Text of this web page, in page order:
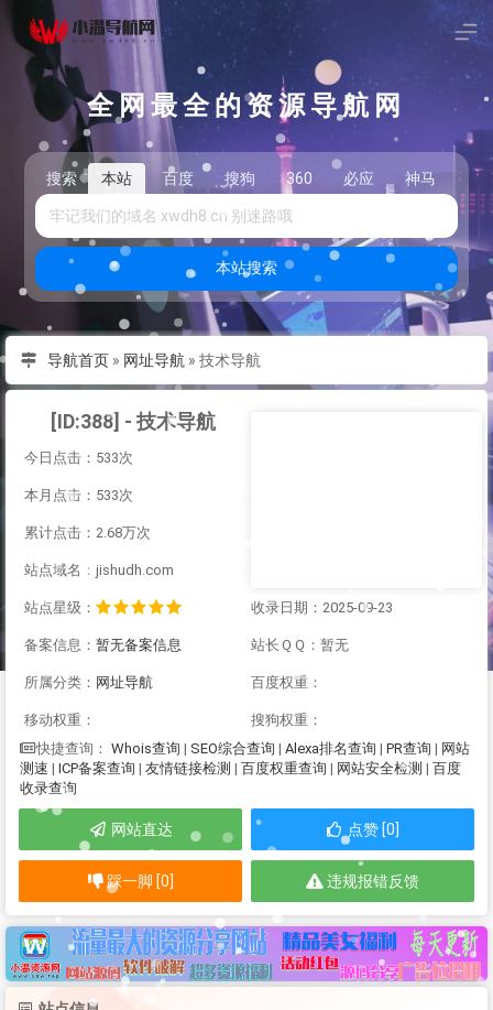
全网最全的资源导航网
搜索 本站 百度 搜狗 360 必应 神马 头
本站搜索
导航首页» 网址导航 » 技术导航
[ID:388] - 技术导航
今日点击：533次
本月点击：533次
累计点击：2.68万次
站点域名：jishudh.com
站点星级： 收录日期：2025-09-23
备案信息： 暂无备案信息 站长ＱＱ：暂无
所属分类： 网址导航 百度权重：
移动权重： 搜狗权重：
快捷查询： Whois查询 | SEO综合查询 | Alexa排名查询 | PR查询 | 网站
测速 | ICP备案查询 | 友情链接检测 | 百度权重查询 | 网站安全检测 | 百度
收录查询
网站直达 点赞 [0]
踩一脚 [0] 违规报错反馈